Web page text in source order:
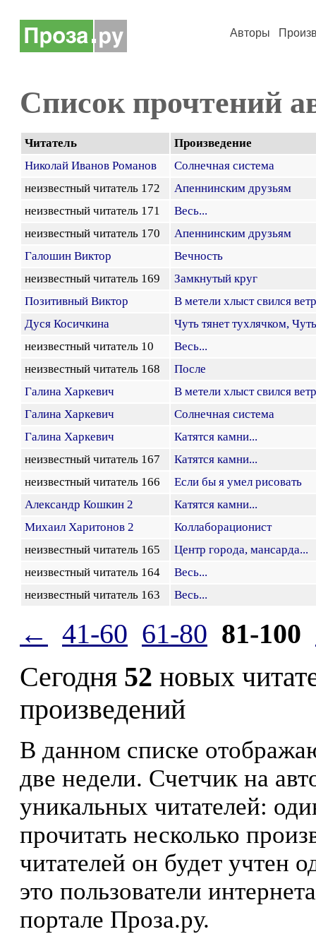
Авторы
Список прочтений
Читатель
Произведение
Николай Иванов Романов
Солнечная система
неизвестный читатель 172
Апеннинским друзьям
неизвестный читатель 171
Весь...
неизвестный читатель 170
Апеннинским друзьям
Галошин Виктор
Вечность
неизвестный читатель 169
Замкнутый круг
Позитивный Виктор
В метели хлыст свился
Дуся Косичкина
Чуть тянет тухлячком,
неизвестный читатель 10
Весь...
неизвестный читатель 168
После
Галина Харкевич
В метели хлыст свился
Галина Харкевич
Солнечная система
Галина Харкевич
Катятся камни...
неизвестный читатель 167
Катятся камни...
неизвестный читатель 166
Если бы я умел рисовать
Александр Кошкин 2
Катятся камни...
Михаил Харитонов 2
Коллаборационист
неизвестный читатель 165
Центр города, мансарда...
неизвестный читатель 164
Весь...
неизвестный читатель 163
Весь...
← 41-60 61-80 81-100
Сегодня 52 новых
произведений
В данном списке
две недели. Счетчик на
уникальных читателей:
прочитать несколько
читателей он будет учтен
это пользователи
портале Проза.ру.